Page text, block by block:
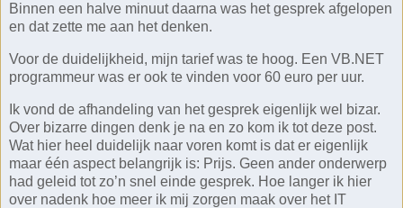
Binnen een halve minuut daarna was het gesprek afgelopen
en dat zette me aan het denken.
Voor de duidelijkheid, mijn tarief was te hoog. Een VB.NET
programmeur was er ook te vinden voor 60 euro per uur.
Ik vond de afhandeling van het gesprek eigenlijk wel bizar.
Over bizarre dingen denk je na en zo kom ik tot deze post.
Wat hier heel duidelijk naar voren komt is dat er eigenlijk
maar één aspect belangrijk is: Prijs. Geen ander onderwerp
had geleid tot zo’n snel einde gesprek. Hoe langer ik hier
over nadenk hoe meer ik mij zorgen maak over het IT